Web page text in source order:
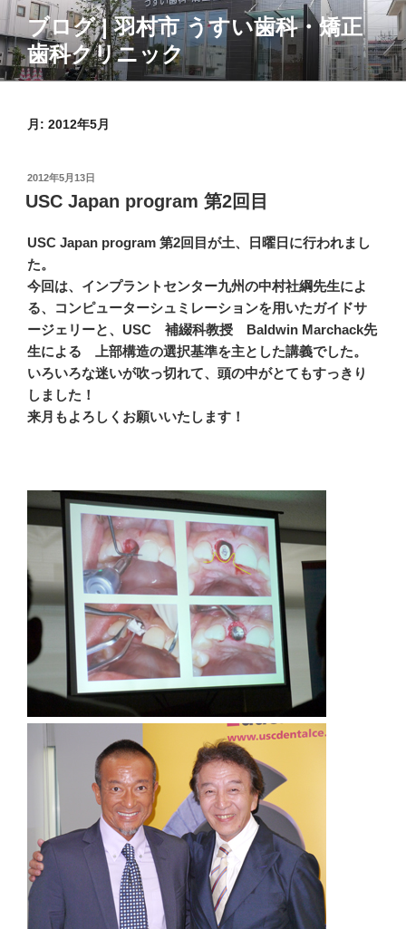
コ
ン
テ
ン
ブログ | 羽村市 うすい歯科・矯正
歯科クリニック
月: 2012年5月
投
稿
日:
2012年5月13日
USC Japan program 第2回目
USC Japan program 第2回目が土、日曜日に行われまし
た。
今回は、インプラントセンター九州の中村社綱先生によ
る、コンピューターシュミレーションを用いたガイドサ
ージェリーと、USC 補綴科教授 Baldwin Marchack先
生による 上部構造の選択基準を主とした講義でした。
いろいろな迷いが吹っ切れて、頭の中がとてもすっきり
しました！
来月もよろしくお願いいたします！